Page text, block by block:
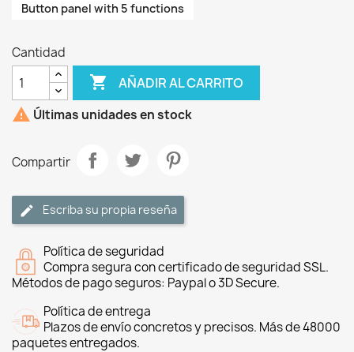
Button panel with 5 functions
Cantidad
 AÑADIR AL CARRITO
 Últimas unidades en stock
Compartir
Escriba su propia reseña
Política de seguridad
Compra segura con certificado de seguridad SSL.
Métodos de pago seguros: Paypal o 3D Secure.
Política de entrega
Plazos de envío concretos y precisos. Más de 48000
paquetes entregados.